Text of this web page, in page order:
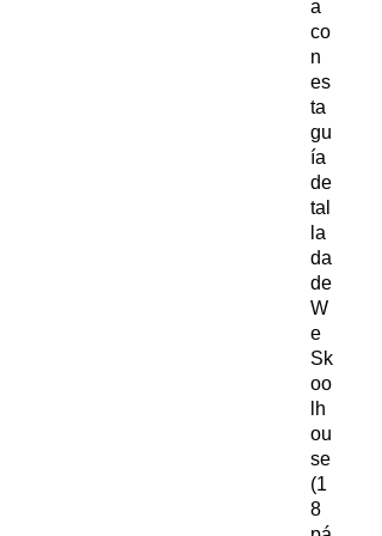
a
co
n
es
ta
gu
ía
de
tal
la
da
de
W
e
Sk
oo
lh
ou
se
(1
8